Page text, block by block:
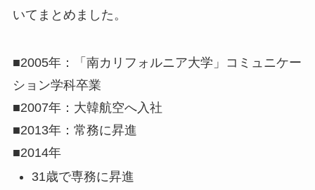
いてまとめました。
■2005年：「南カリフォルニア大学」コミュニケー
ション学科卒業
■2007年：大韓航空へ入社
■2013年：常務に昇進
■2014年
31歳で専務に昇進